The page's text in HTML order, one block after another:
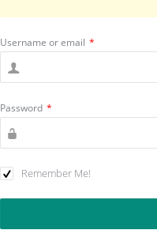
Username or email *
Password *
Remember Me!